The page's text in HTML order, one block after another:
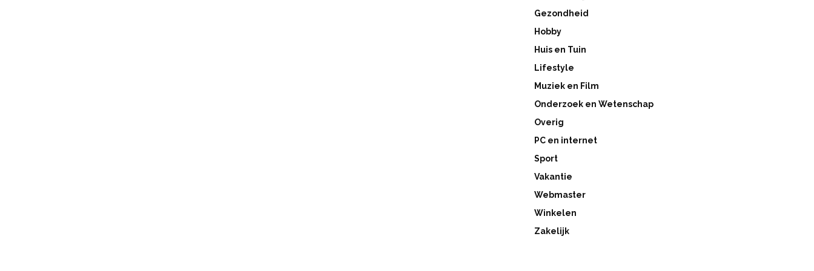
Gezondheid
Hobby
Huis en Tuin
Lifestyle
Muziek en Film
Onderzoek en Wetenschap
Overig
PC en internet
Sport
Vakantie
Webmaster
Winkelen
Zakelijk